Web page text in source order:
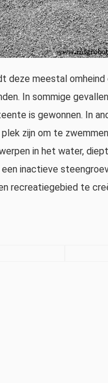
deze meestal
In sommige
is gewonnen. In
zijn om te
in het water,
inactieve
recreatiegebied te